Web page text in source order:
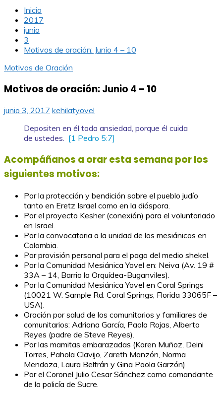
Inicio
2017
junio
3
Motivos de oración: Junio 4 – 10
Motivos de Oración
Motivos de oración: Junio 4 – 10
junio 3, 2017 kehilatyovel
Depositen en él toda ansiedad, porque él cuida
de ustedes. [1 Pedro 5:7]
Acompáñanos a orar esta semana por los
siguientes motivos:
Por la protección y bendición sobre el pueblo judío
tanto en Eretz Israel como en la diáspora.
Por el proyecto Kesher (conexión) para el voluntariado
en Israel.
Por la convocatoria a la unidad de los mesiánicos en
Colombia.
Por provisión personal para el pago del medio shekel.
Por la Comunidad Mesiánica Yovel en: Neiva (Av. 19 #
33A – 14, Barrio la Orquídea-Buganviles).
Por la Comunidad Mesiánica Yovel en Coral Springs
(10021 W. Sample Rd. Coral Springs, Florida 33065F –
USA).
Oración por salud de los comunitarios y familiares de
comunitarios: Adriana García, Paola Rojas, Alberto
Reyes (padre de Steve Reyes).
Por las mamitas embarazadas (Karen Muñoz, Deini
Torres, Pahola Clavijo, Zareth Manzón, Norma
Mendoza, Laura Beltrán y Gina Paola Garzón)
Por el Coronel Julio Cesar Sánchez como comandante
de la policía de Sucre.